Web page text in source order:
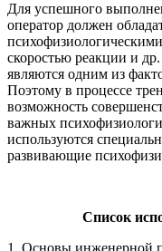
Для успешного
оператор должен
скоростью реакции и
являются одним из
Поэтому в процессе
возможность
важных
используются
развивающие
Список
1. Основы инженерной